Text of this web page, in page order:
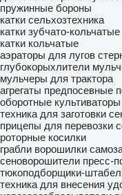
пружинные бороны
катки сельхозтехника
катки зубчато-кольчатые
катки кольчатые
аэраторы для лугов
глубокорыхлители
мульчеры для трактора
агрегаты предпосевные
оборотные
техника для заготовки
прицепы для перевозки
роторные косилки
грабли ворошилки
сеноворошители пресс-
тюкоподборщики-
техника для внесения